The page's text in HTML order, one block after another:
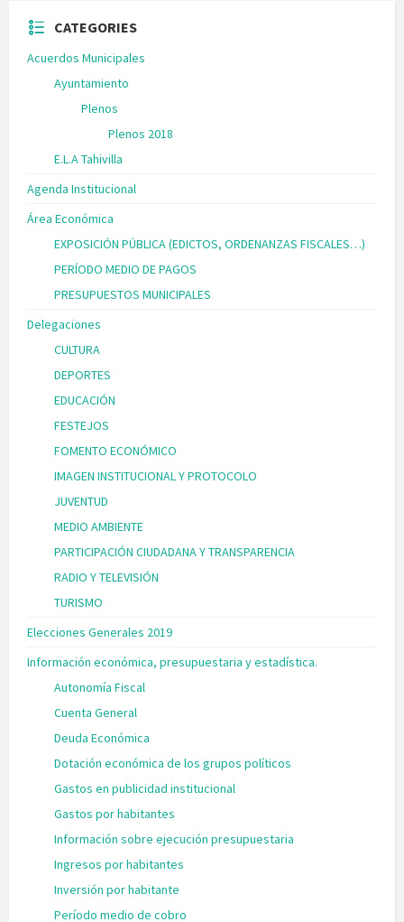
CATEGORIES
Acuerdos Municipales
Ayuntamiento
Plenos
Plenos 2018
E.L.A Tahivilla
Agenda Institucional
Área Económica
EXPOSICIÓN PÚBLICA (EDICTOS, ORDENANZAS FISCALES…)
PERÍODO MEDIO DE PAGOS
PRESUPUESTOS MUNICIPALES
Delegaciones
CULTURA
DEPORTES
EDUCACIÓN
FESTEJOS
FOMENTO ECONÓMICO
IMAGEN INSTITUCIONAL Y PROTOCOLO
JUVENTUD
MEDIO AMBIENTE
PARTICIPACIÓN CIUDADANA Y TRANSPARENCIA
RADIO Y TELEVISIÓN
TURISMO
Elecciones Generales 2019
Información económica, presupuestaria y estadística.
Autonomía Fiscal
Cuenta General
Deuda Económica
Dotación económica de los grupos políticos
Gastos en publicidad institucional
Gastos por habitantes
Información sobre ejecución presupuestaria
Ingresos por habitantes
Inversión por habitante
Período medio de cobro